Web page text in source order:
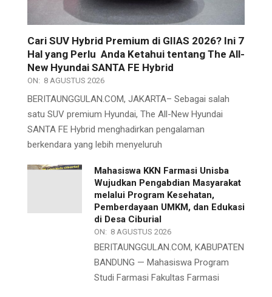
Cari SUV Hybrid Premium di GIIAS 2026? Ini 7
Hal yang Perlu Anda Ketahui tentang The All-
New Hyundai SANTA FE Hybrid
ON: 8 AGUSTUS 2026
BERITAUNGGULAN.COM, JAKARTA– Sebagai salah
satu SUV premium Hyundai, The All-New Hyundai
SANTA FE Hybrid menghadirkan pengalaman
berkendara yang lebih menyeluruh
Mahasiswa KKN Farmasi Unisba
Wujudkan Pengabdian Masyarakat
melalui Program Kesehatan,
Pemberdayaan UMKM, dan Edukasi
di Desa Ciburial
ON: 8 AGUSTUS 2026
BERITAUNGGULAN.COM, KABUPATEN
BANDUNG — Mahasiswa Program
Studi Farmasi Fakultas Farmasi